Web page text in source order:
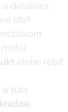
a databáza
ide?
alebo robiť
túto